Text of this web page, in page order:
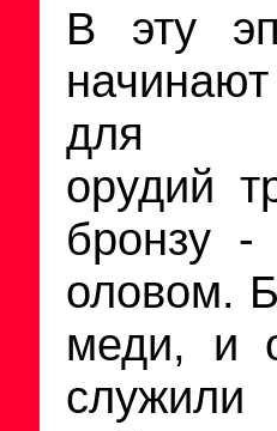
В эту
для
орудий
бронзу
оловом.
меди, и